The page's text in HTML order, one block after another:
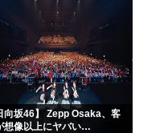
向坂46】 Zepp Osaka、客
想像以上にヤバい…